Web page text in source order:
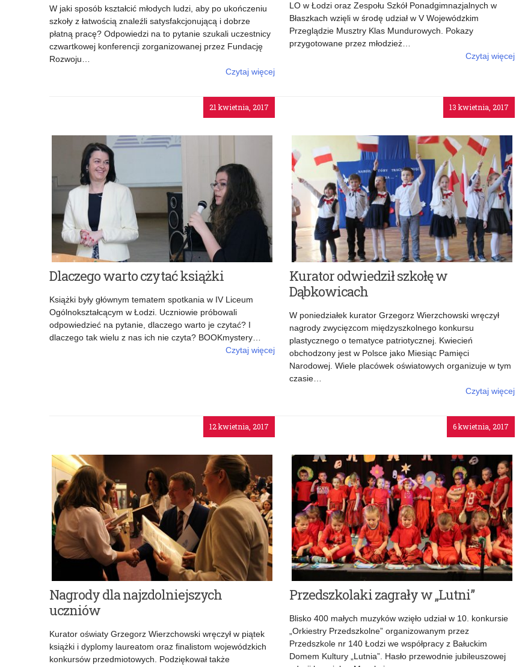
W jaki sposób kształcić młodych ludzi, aby po ukończeniu
szkoły z łatwością znaleźli satysfakcjonującą i dobrze
płatną pracę? Odpowiedzi na to pytanie szukali uczestnicy
czwartkowej konferencji zorganizowanej przez Fundację
Rozwoju…
Czytaj więcej
LO w Łodzi oraz Zespołu Szkół Ponadgimnazjalnych w
Błaszkach wzięli w środę udział w V Wojewódzkim
Przeglądzie Musztry Klas Mundurowych. Pokazy
przygotowane przez młodzież…
Czytaj więcej
21 kwietnia, 2017
Dlaczego warto czytać książki
Książki były głównym tematem spotkania w IV Liceum
Ogólnokształcącym w Łodzi. Uczniowie próbowali
odpowiedzieć na pytanie, dlaczego warto je czytać? I
dlaczego tak wielu z nas ich nie czyta? BOOKmystery…
Czytaj więcej
13 kwietnia, 2017
Kurator odwiedził szkołę w
Dąbkowicach
W poniedziałek kurator Grzegorz Wierzchowski wręczył
nagrody zwycięzcom międzyszkolnego konkursu
plastycznego o tematyce patriotycznej. Kwiecień
obchodzony jest w Polsce jako Miesiąc Pamięci
Narodowej. Wiele placówek oświatowych organizuje w tym
czasie…
Czytaj więcej
12 kwietnia, 2017
Nagrody dla najzdolniejszych
uczniów
Kurator oświaty Grzegorz Wierzchowski wręczył w piątek
książki i dyplomy laureatom oraz finalistom wojewódzkich
konkursów przedmiotowych. Podziękował także
6 kwietnia, 2017
Przedszkolaki zagrały w „Lutni”
Blisko 400 małych muzyków wzięło udział w 10. konkursie
„Orkiestry Przedszkolne” organizowanym przez
Przedszkole nr 140 Łodzi we współpracy z Bałuckim
Domem Kultury „Lutnia”. Hasło przewodnie jubileuszowej